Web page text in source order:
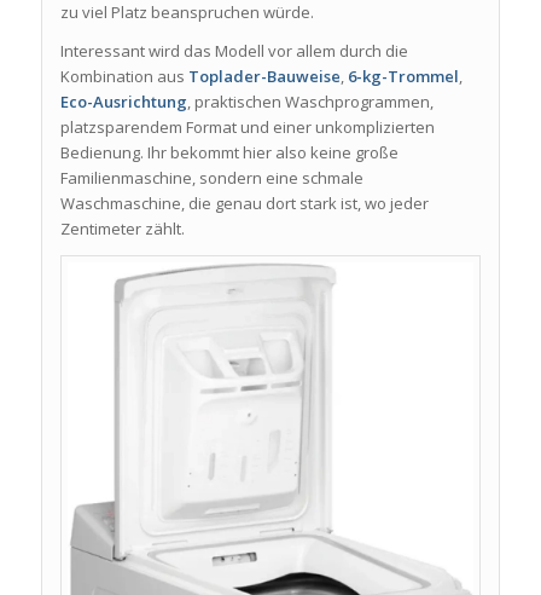
zu viel Platz beanspruchen würde.
Interessant wird das Modell vor allem durch die
Kombination aus Toplader-Bauweise, 6-kg-Trommel,
Eco-Ausrichtung, praktischen Waschprogrammen,
platzsparendem Format und einer unkomplizierten
Bedienung. Ihr bekommt hier also keine große
Familienmaschine, sondern eine schmale
Waschmaschine, die genau dort stark ist, wo jeder
Zentimeter zählt.